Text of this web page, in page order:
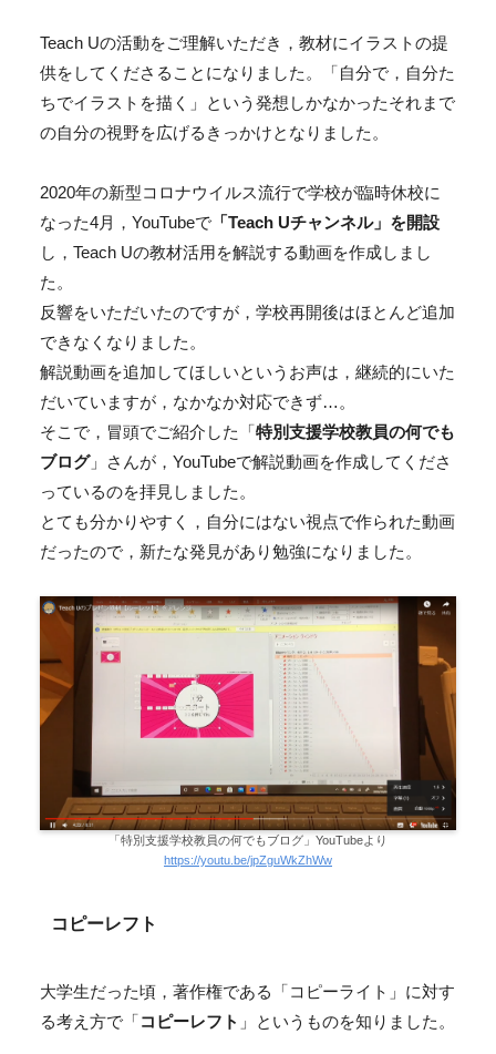
Teach Uの活動をご理解いただき，教材にイラストの提
供をしてくださることになりました。「自分で，自分た
ちでイラストを描く」という発想しかなかったそれまで
の自分の視野を広げるきっかけとなりました。
2020年の新型コロナウイルス流行で学校が臨時休校に
なった4月，YouTubeで 「Teach Uチャンネル」を開設
し，Teach Uの教材活用を解説する動画を作成しまし
た。
反響をいただいたのですが，学校再開後はほとんど追加
できなくなりました。
解説動画を追加してほしいというお声は，継続的にいた
だいていますが，なかなか対応できず…。
そこで，冒頭でご紹介した「特別支援学校教員の何でも
ブログ」さんが，YouTubeで解説動画を作成してくださ
っているのを拝見しました。
とても分かりやすく，自分にはない視点で作られた動画
だったので，新たな発見があり勉強になりました。
「特別支援学校教員の何でもブログ」YouTubeより
https://youtu.be/jpZguWkZhWw
コピーレフト
大学生だった頃，著作権である「コピーライト」に対す
る考え方で「コピーレフト 」というものを知りました。